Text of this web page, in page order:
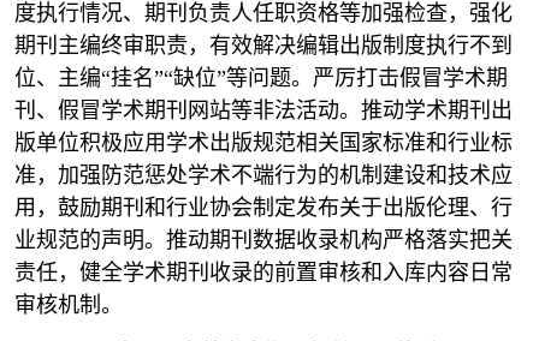
度执行情况、期刊负责人任职资格等加强检查，强化
期刊主编终审职责，有效解决编辑出版制度执行不到
位、主编“挂名”“缺位”等问题。严厉打击假冒学术期
刊、假冒学术期刊网站等非法活动。推动学术期刊出
版单位积极应用学术出版规范相关国家标准和行业标
准，加强防范惩处学术不端行为的机制建设和技术应
用，鼓励期刊和行业协会制定发布关于出版伦理、行
业规范的声明。推动期刊数据收录机构严格落实把关
责任，健全学术期刊收录的前置审核和入库内容日常
审核机制。